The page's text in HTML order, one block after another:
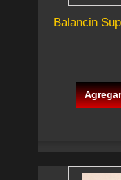
Balancin